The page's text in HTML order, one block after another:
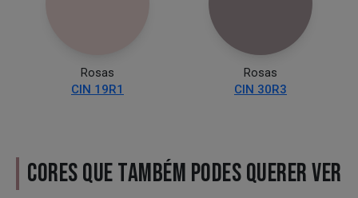
Rosas
CIN 19R1
Rosas
CIN 30R3
CORES QUE TAMBÉM PODES QUERER VER